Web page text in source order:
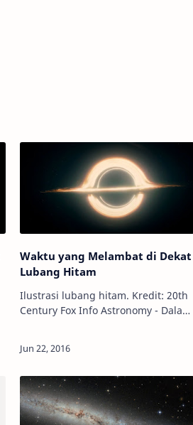
Waktu yang Melambat di Dekat
Lubang Hitam
Ilustrasi lubang hitam. Kredit: 20th
Century Fox Info Astronomy - Dalam
waktu (time dilation).&nb…